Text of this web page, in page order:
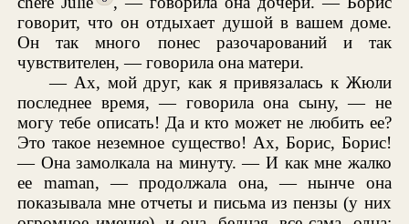
говорит, что он отдыхает душой в вашем доме.
Он так много понес разочарований и так
чувствителен, — говорила она матери.
— Ах, мой друг, как я привязалась к Жюли
последнее время, — говорила она сыну, — не
могу тебе описать! Да и кто может не любить ее?
Это такое неземное существо! Ах, Борис, Борис!
— Она замолкала на минуту. — И как мне жалко
ее maman, — продолжала она, — нынче она
показывала мне отчеты и письма из пензы (у них